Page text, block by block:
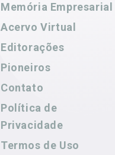
Memória Empresarial
Acervo Virtual
Editorações
Pioneiros
Contato
Política de
Privacidade
Termos de Uso